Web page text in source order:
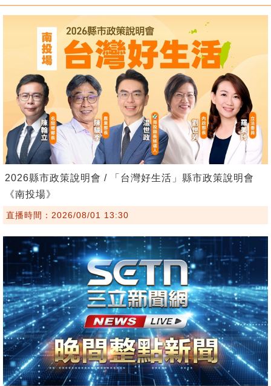
2026縣市政策說明會 / 「台灣好生活」縣市政策說明會
《南投場》
直播時間：2026/08/01 13:30